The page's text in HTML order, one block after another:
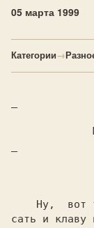
05 марта 1999
Категории→
сать и клаву